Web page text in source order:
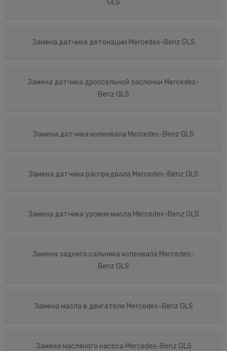
GLS
Замена датчика детонации Mercedes-Benz GLS
Замена датчика дроссельной заслонки Mercedes-
Benz GLS
Замена датчика коленвала Mercedes-Benz GLS
Замена датчика распредвала Mercedes-Benz GLS
Замена датчика уровня масла Mercedes-Benz GLS
Замена заднего сальника коленвала Mercedes-
Benz GLS
Замена масла в двигателе Mercedes-Benz GLS
Замена масляного насоса Mercedes-Benz GLS